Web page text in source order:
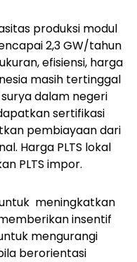
produksi modul
2,3 GW/tahun
efisiensi, harga
masih tertinggal
dalam negeri
sertifikasi
pembiayaan dari
Harga PLTS lokal
PLTS impor.
meningkatkan
insentif
mengurangi
berorientasi